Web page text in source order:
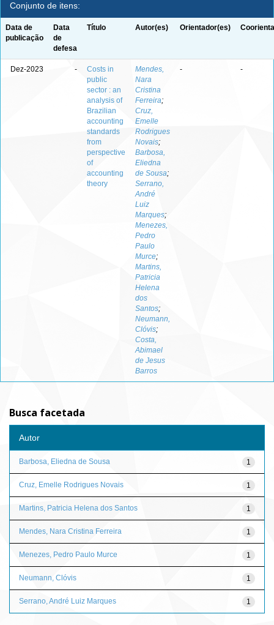
Conjunto de itens:
Data de
publicação
Data
de
defesa
Título Autor(es) Orientador(es)
Dez-2023 -
Costs in
public
sector : an
analysis of
Brazilian
accounting
standards
from
perspective
of
accounting
theory
Mendes,
Nara
Cristina
Ferreira;
Cruz,
Emelle
Rodrigues
Novais;
Barbosa,
Eliedna
de Sousa;
Serrano,
André
Luiz
Marques;
Menezes,
Pedro
Paulo
Murce;
Martins,
Patricia
Helena
dos
Santos;
Neumann,
Clóvis;
Costa,
Abimael
de Jesus
Barros
- -
Busca facetada
Autor
1
Barbosa, Eliedna de Sousa
1
Cruz, Emelle Rodrigues Novais
1
Martins, Patricia Helena dos Santos
1
Mendes, Nara Cristina Ferreira
1
Menezes, Pedro Paulo Murce
1
Neumann, Clóvis
1
Serrano, André Luiz Marques